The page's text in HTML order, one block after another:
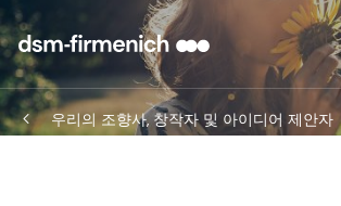
우리의 조향사, 창작자 및 아이디어 제안자